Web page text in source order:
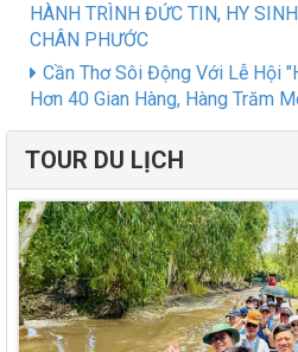
HÀNH TRÌNH ĐỨC TIN, HY
CHÂN PHƯỚC
Cần Thơ Sôi Động Với Lễ Hội
Hơn 40 Gian Hàng, Hàng Trăm
TOUR DU LỊCH